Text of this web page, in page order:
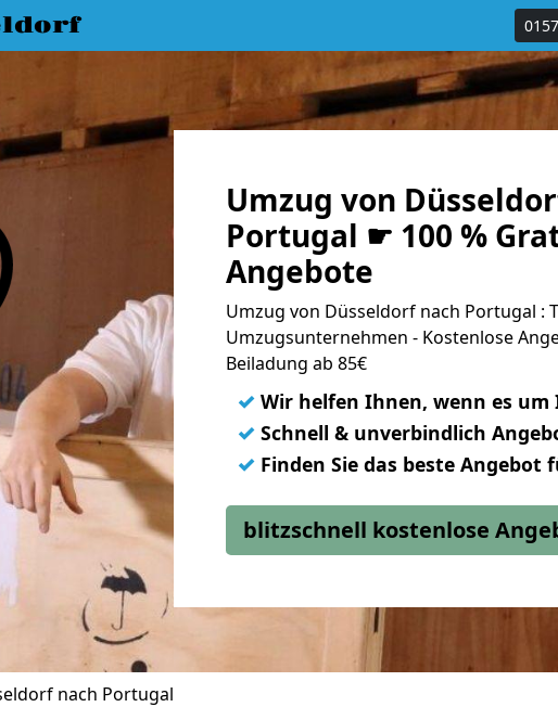
Umzug von
Portugal ☛ 100 %
Angebote
Umzug von Düsseldorf nach Portugal :
Umzugsunternehmen - Kostenlose
Beiladung ab 85€
✓ Wir helfen Ihnen, wenn es
✓ Schnell & unverbindlich
✓ Finden Sie das beste Angebot
blitzschnell kostenlose
nach Portugal